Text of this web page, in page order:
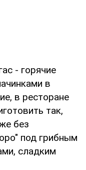
- горячие
в
в ресторане
так,
без
под грибным
сладким